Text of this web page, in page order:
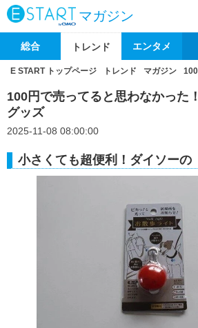
マガジン
総合 トレンド エンタメ
E START トップページ トレンド マガジン
100円で売ってると思わなかった
グッズ
2025-11-08 08:00:00
小さくても超便利！ダイソーの